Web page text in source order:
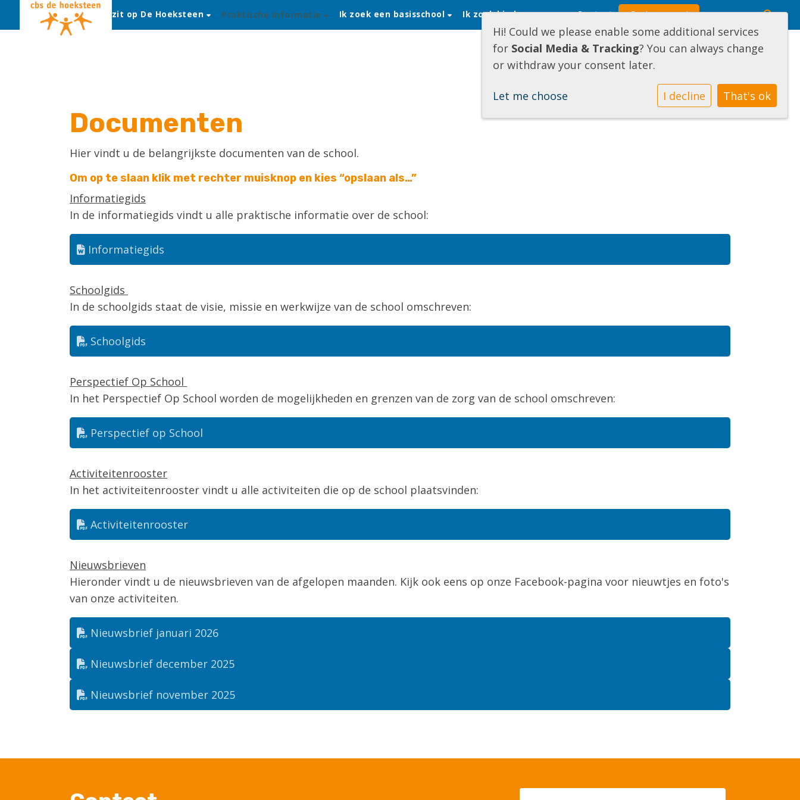
Mijn kind zit op De Hoeksteen Praktische informatie Ik zoek een basisschool Ik zoek kinderopvang Contact Ouderportaal
Documenten
Hier vindt u de belangrijkste documenten van de school.
Om op te slaan klik met rechter muisknop en kies “opslaan als…”
Informatiegids
In de informatiegids vindt u alle praktische informatie over de school:
Informatiegids
Schoolgids
In de schoolgids staat de visie, missie en werkwijze van de school omschreven:
Schoolgids
Perspectief Op School
In het Perspectief Op School worden de mogelijkheden en grenzen van de zorg van de school omschreven:
Perspectief op School
Activiteitenrooster
In het activiteitenrooster vindt u alle activiteiten die op de school plaatsvinden:
Activiteitenrooster
Nieuwsbrieven
Hieronder vindt u de nieuwsbrieven van de afgelopen maanden. Kijk ook eens op onze Facebook-pagina voor nieuwtjes en foto's
van onze activiteiten.
Nieuwsbrief januari 2026
Nieuwsbrief december 2025
Nieuwsbrief november 2025
Hi! Could we please enable some additional services
for Social Media & Tracking? You can always change
or withdraw your consent later.
Let me choose I decline That's ok